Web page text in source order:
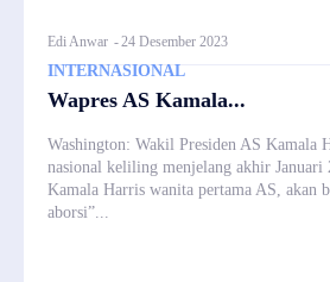
Edi Anwar - 24 Desember 2023
INTERNASIONAL
Wapres AS Kamala...
Washington: Wakil Presiden AS Kamala
nasional keliling menjelang akhir Januari
Kamala Harris wanita pertama AS, akan
aborsi”...